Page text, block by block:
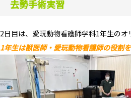
去勢手術実習
2日目は、愛玩動物看護師学科1年生のオ
1年生は獣医師・愛玩動物看護師の役割